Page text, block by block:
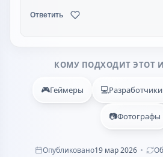
Ответить
КОМУ ПОДХОДИТ ЭТОТ
🎮Геймеры 💻
📷Фотографы
Опубликовано19 мар 2026